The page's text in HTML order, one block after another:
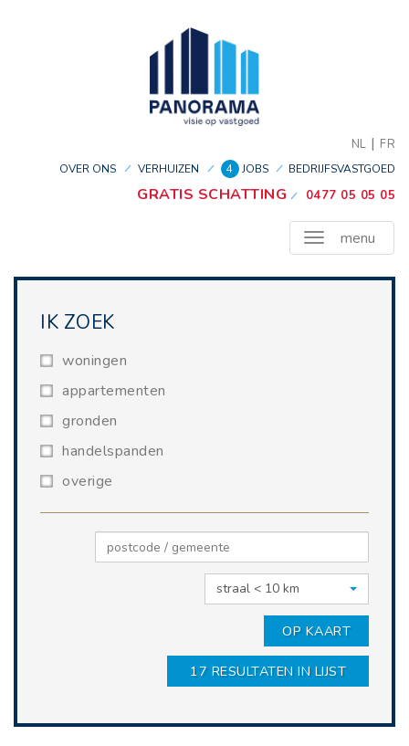
NL | FR
OVER ONS VERHUIZEN 4 JOBS BEDRIJFSVASTGOED
GRATIS SCHATTING 0477 05 05 05
menu
IK ZOEK
woningen
appartementen
gronden
handelspanden
overige
straal < 10 km
OP KAART
17 RESULTATEN IN LIJST